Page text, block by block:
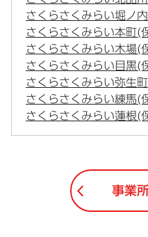
さくらさくみらい堀ノ
さくらさくみらい本町(
さくらさくみらい木場(
さくらさくみらい目黒(
さくらさくみらい弥生
さくらさくみらい練馬(
さくらさくみらい蓮根(
事業